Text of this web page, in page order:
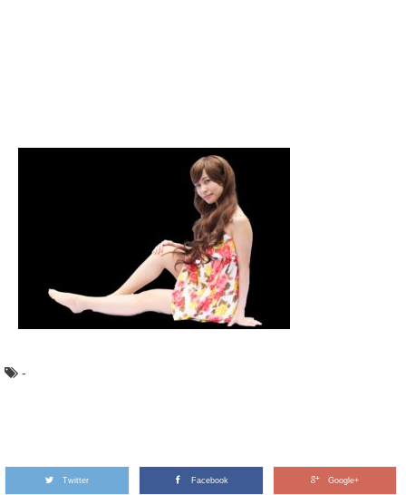
5歳児の遊び！室内だけでなく外遊びの機会
を増やそう！
5歳児になると色々な遊びに興味を持つようになります。
室内遊びだけでなく天気のいい日は外でたくさん遊ば...
彼氏の過保護すぎる親に疲れたときの対処方
法や付き合い方
彼氏の親が過保護すぎる･･･。そう思ってもなかなか彼氏
-
Twitter Facebook Google+